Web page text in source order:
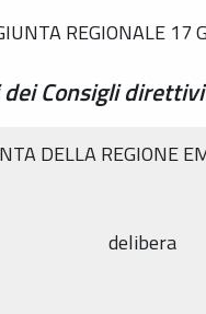
REGIONALE 17
Consigli direttivi
DELLA REGIONE
delibera